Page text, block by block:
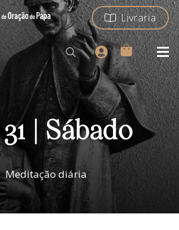
Livraria
| Sábado
Meditação diária